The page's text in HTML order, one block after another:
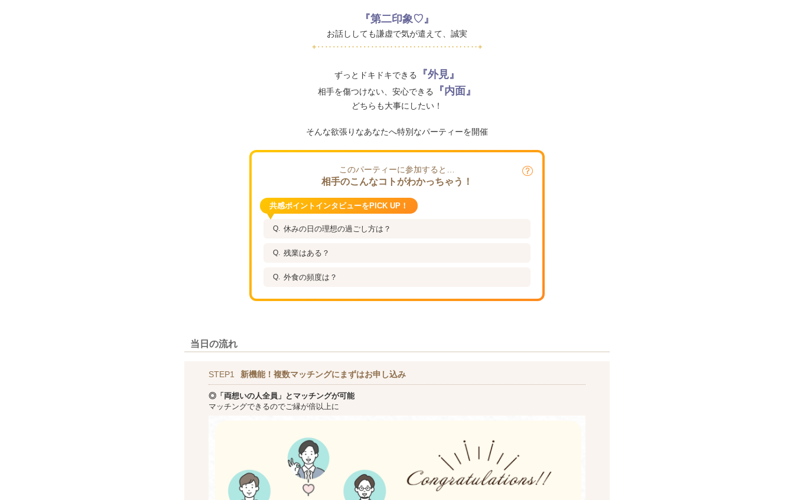
『第二印象♡』
お話ししても謙虚で気が遣えて、誠実
+‥‥‥‥‥‥‥‥‥‥‥‥‥‥‥‥‥‥‥‥‥+
ずっとドキドキできる 『外見』
相手を傷つけない、安心できる 『内面』
どちらも大事にしたい！
そんな欲張りなあなたへ特別なパーティーを開催
このパーティーに参加すると…
相手のこんなコトがわかっちゃう！
共感ポイントインタビューをPICK UP！
休みの日の理想の過ごし方は？
残業はある？
外食の頻度は？
当日の流れ
STEP1 新機能！複数マッチングにまずはお申し込み
◎「両想いの人全員」とマッチングが可能
マッチングできるのでご縁が倍以上に